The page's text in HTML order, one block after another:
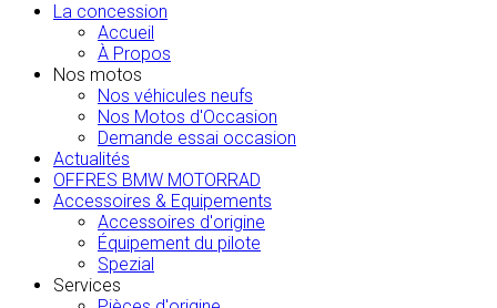
La concession
Accueil
À Propos
Nos motos
Nos véhicules neufs
Nos Motos d'Occasion
Demande essai occasion
Actualités
OFFRES BMW MOTORRAD
Accessoires & Equipements
Accessoires d'origine
Équipement du pilote
Spezial
Services